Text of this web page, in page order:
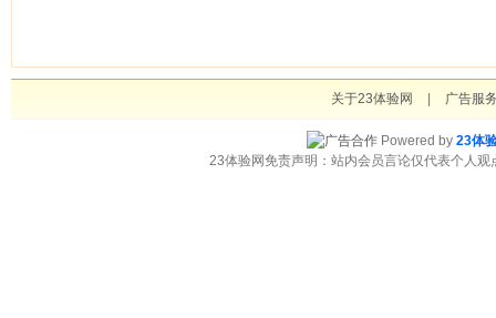
关于23体验网 广告服
Powered by 23体
23体验网免责声明：站内会员言论仅代表个人